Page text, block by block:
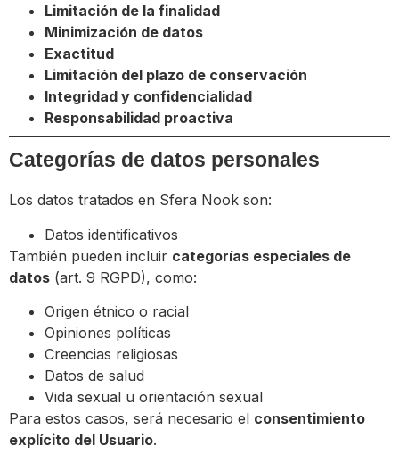
Limitación de la finalidad
Minimización de datos
Exactitud
Limitación del plazo de conservación
Integridad y confidencialidad
Responsabilidad proactiva
Categorías de datos personales
Los datos tratados en Sfera Nook son:
Datos identificativos
También pueden incluir categorías especiales de
datos (art. 9 RGPD), como:
Origen étnico o racial
Opiniones políticas
Creencias religiosas
Datos de salud
Vida sexual u orientación sexual
Para estos casos, será necesario el consentimiento
explícito del Usuario.